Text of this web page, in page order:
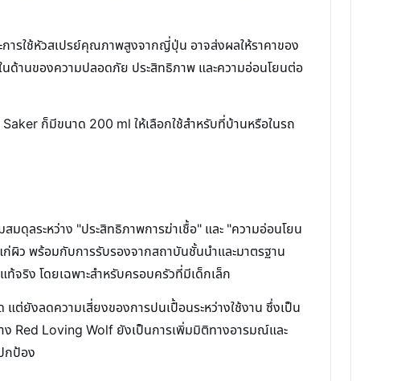
รใช้หัวสเปรย์คุณภาพสูงจากญี่ปุ่น อาจส่งผลให้ราคาของ
ด้านของความปลอดภัย ประสิทธิภาพ และความอ่อนโยนต่อ
ก็มีขนาด 200 ml ให้เลือกใช้สำหรับที่บ้านหรือในรถ
ลระหว่าง "ประสิทธิภาพการฆ่าเชื้อ" และ "ความอ่อนโยน
ผิว พร้อมกับการรับรองจากสถาบันชั้นนำและมาตรฐาน
ริง โดยเฉพาะสำหรับครอบครัวที่มีเด็กเล็ก
ต่ยังลดความเสี่ยงของการปนเปื้อนระหว่างใช้งาน ซึ่งเป็น
Red Loving Wolf ยังเป็นการเพิ่มมิติทางอารมณ์และ
กป้อง